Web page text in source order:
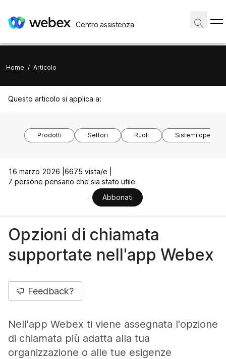
Centro assistenza
Home / Articolo
Questo articolo si applica a:
Prodotti Settori Ruoli Sistemi operativi
16 marzo 2026 | 6675 vista/e |
7 persone pensano che sia stato utile
Abbonati
Opzioni di chiamata
supportate nell'app Webex
Feedback?
Nell'app Webex ti viene assegnata l'opzione
di chiamata più adatta alla tua
organizzazione o alle tue esigenze